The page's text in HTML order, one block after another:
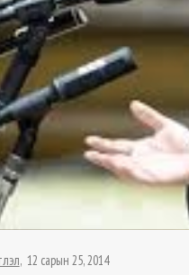
12 сарын 25, 2014